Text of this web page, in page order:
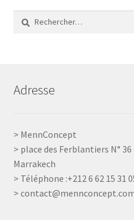
Rechercher :
Adresse
> MennConcept
> place des Ferblantiers N°
Marrakech
> Téléphone :+212 6 62 15 31
>